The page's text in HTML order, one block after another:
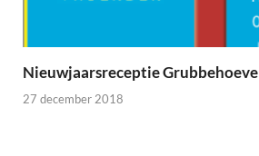
Nieuwjaarsreceptie Grubbehoeve
27 december 2018